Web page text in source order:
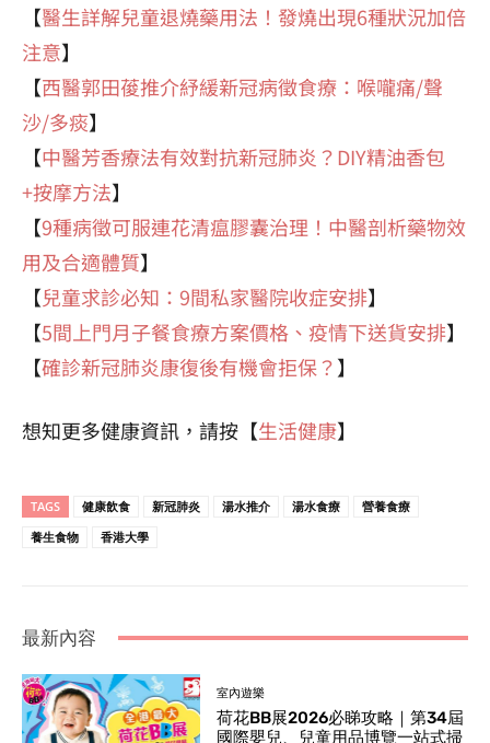
【醫生詳解兒童退燒藥用法！發燒出現6種狀況加倍
注意】
【西醫郭田葰推介紓緩新冠病徵食療：喉嚨痛/聲
沙/多痰】
【中醫芳香療法有效對抗新冠肺炎？DIY精油香包
+按摩方法】
【9種病徵可服連花清瘟膠囊治理！中醫剖析藥物效
用及合適體質】
【兒童求診必知：9間私家醫院收症安排】
【5間上門月子餐食療方案價格、疫情下送貨安排】
【確診新冠肺炎康復後有機會拒保？】
想知更多健康資訊，請按【生活健康】
TAGS 健康飲食 新冠肺炎 湯水推介 湯水食療
營養食療
養生食物
香港大學
最新內容
室內遊樂
荷花BB展2026必睇攻略｜第34屆
國際嬰兒、兒童用品博覽一站式掃